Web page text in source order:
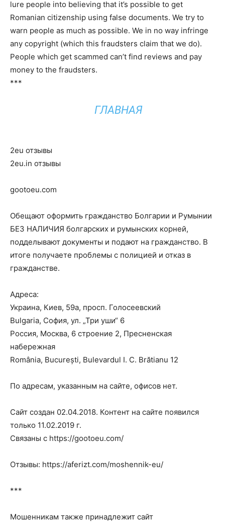
lure people into believing that it’s possible to get
Romanian citizenship using false documents. We try to
warn people as much as possible. We in no way infringe
any copyright (which this fraudsters claim that we do).
People which get scammed can’t find reviews and pay
money to the fraudsters.
***
ГЛАВНАЯ
2eu отзывы
2eu.in отзывы
gootoeu.com
Обещают оформить гражданство Болгарии и Румынии
БЕЗ НАЛИЧИЯ болгарских и румынских корней,
подделывают документы и подают на гражданство. В
итоге получаете проблемы с полицией и отказ в
гражданстве.
Адреса:
Украина, Киев, 59а, просп. Голосеевский
Bulgaria, София, ул. „Три уши“ 6
Россия, Москва, 6 строение 2, Пресненская
набережная
România, București, Bulevardul I. C. Brătianu 12
По адресам, указанным на сайте, офисов нет.
Сайт создан 02.04.2018. Контент на сайте появился
только 11.02.2019 г.
Связаны с https://gootoeu.com/
Отзывы: https://aferizt.com/moshennik-eu/
***
Мошенникам также принадлежит сайт